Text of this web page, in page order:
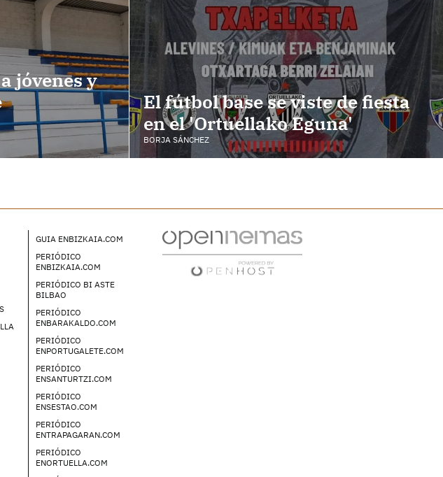
jóvenes y
El fútbol base se viste de fiesta
en el 'Ortuellako Eguna'
BORJA SÁNCHEZ
GUIA ENBIZKAIA.COM
PERIÓDICO
ENBIZKAIA.COM
PERIÓDICO BI ASTE
BILBAO
PERIÓDICO
ENBARAKALDO.COM
PERIÓDICO
ENPORTUGALETE.COM
PERIÓDICO
ENSANTURTZI.COM
PERIÓDICO
ENSESTAO.COM
PERIÓDICO
ENTRAPAGARAN.COM
PERIÓDICO
ENORTUELLA.COM